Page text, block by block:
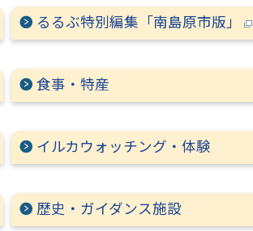
るるぶ特別編集「南島原市版」
食事・特産
イルカウォッチング・体験
歴史・ガイダンス施設